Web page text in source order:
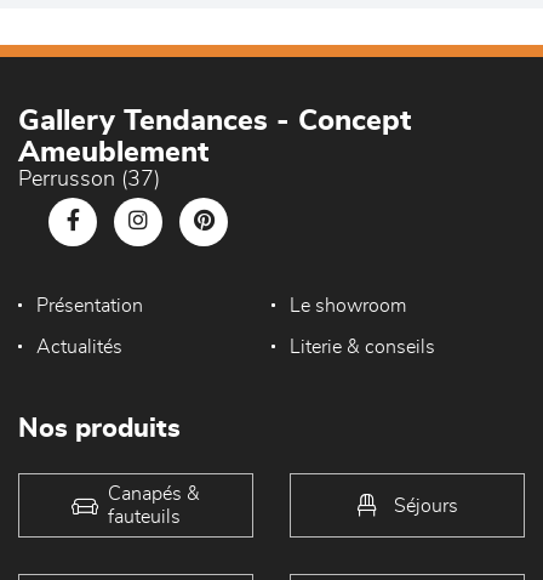
Gallery Tendances - Concept
Ameublement
Perrusson (37)
Présentation Le showroom
Actualités Literie & conseils
Nos produits
Canapés &
fauteuils
Séjours